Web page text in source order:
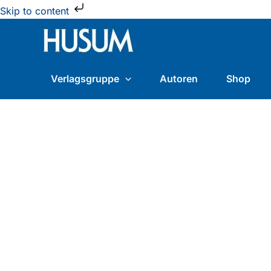
Skip to content
Zum
Verlagsgruppe Autoren Shop